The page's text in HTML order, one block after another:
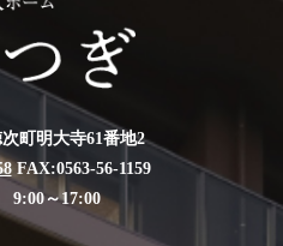
町明大寺61番地2
FAX:0563-56-1159
～17:00